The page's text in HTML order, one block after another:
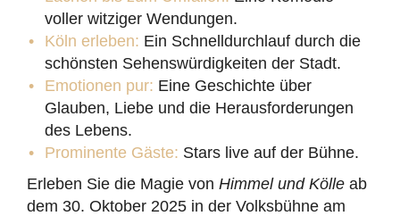
voller witziger Wendungen.
Köln erleben: Ein Schnelldurchlauf durch die
schönsten Sehenswürdigkeiten der Stadt.
Emotionen pur: Eine Geschichte über
Glauben, Liebe und die Herausforderungen
des Lebens.
Prominente Gäste: Stars live auf der Bühne.
Erleben Sie die Magie von Himmel und Kölle ab
dem 30. Oktober 2025 in der Volksbühne am